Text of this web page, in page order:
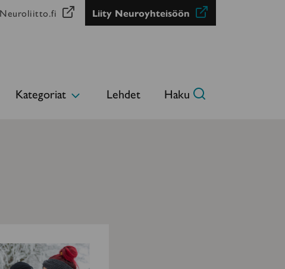
Neuroliitto.fi Liity Neuroyhteisöön
Kategoriat
Lehdet Haku